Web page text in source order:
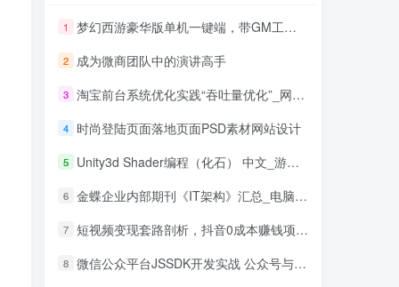
1 梦幻西游豪华版单机一键端，带GM工具，玩法丰富，功能齐全
2 成为微商团队中的演讲高手
3 淘宝前台系统优化实践“吞吐量优化”_网络营销教程
4 时尚登陆页面落地页面PSD素材网站设计
5 Unity3d Shader编程（化石） 中文_游戏开发教程
6 金蝶企业内部期刊《IT架构》汇总_电脑办公教程
7 短视频变现套路剖析，抖音0成本赚钱项目玩法，日入500+独家揭秘（共2节视频）
8 微信公众平台JSSDK开发实战 公众号与HTML5混合模式揭秘_新媒体运营教程